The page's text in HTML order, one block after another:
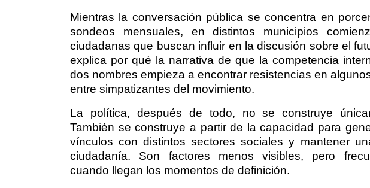
Mientras la conversación pública se concentra en
sondeos mensuales, en distintos municipios
ciudadanas que buscan influir en la discusión sobre el
explica por qué la narrativa de que la competencia
dos nombres empieza a encontrar resistencias en
entre simpatizantes del movimiento.
La política, después de todo, no se construye
También se construye a partir de la capacidad para
vínculos con distintos sectores sociales y mantener
ciudadanía. Son factores menos visibles, pero
cuando llegan los momentos de definición.